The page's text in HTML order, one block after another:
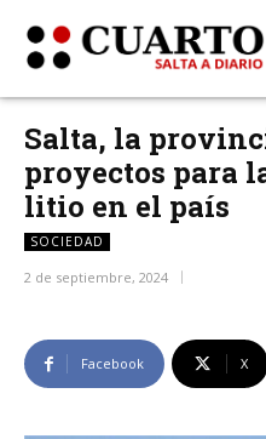
Salta, la
proyectos para
litio en el país
SOCIEDAD
2 de septiembre, 2024
Facebook X